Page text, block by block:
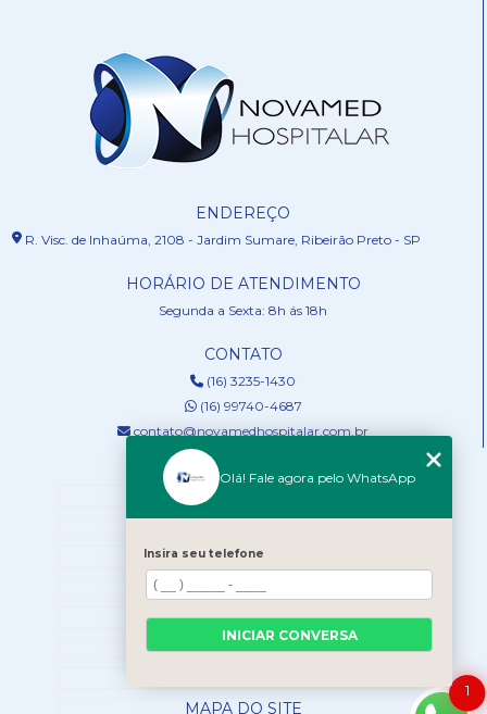
ENDEREÇO
R. Visc. de Inhaúma, 2108 - Jardim Sumare, Ribeirão Preto - SP
HORÁRIO DE ATENDIMENTO
Segunda a Sexta: 8h ás 18h
CONTATO
(16) 3235-1430
(16) 99740-4687
contato@novamedhospitalar.com.br
MENU
SERVIÇOS
NOSSOS PRODUTOS
BLOG
CONTATO
MAPA DO SITE
1
Olá! Fale agora pelo WhatsApp
Insira seu telefone
INICIAR CONVERSA